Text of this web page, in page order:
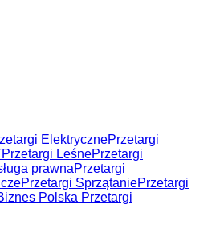
ElektrycznePrzetargi
Przetargi LeśnePrzetargi
prawnaPrzetargi
Przetargi SprzątaniePrzetargi
Polska Przetargi